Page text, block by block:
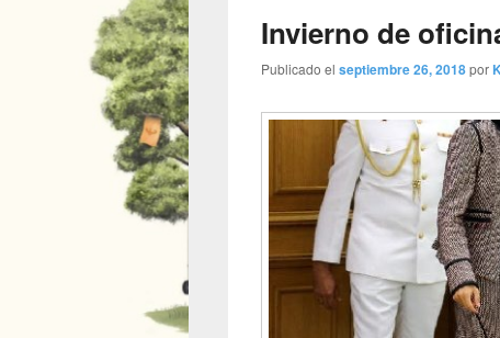
Invierno de
Publicado el septiembre 26, 2018por